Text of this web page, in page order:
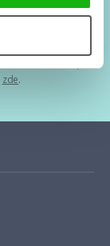
zde.